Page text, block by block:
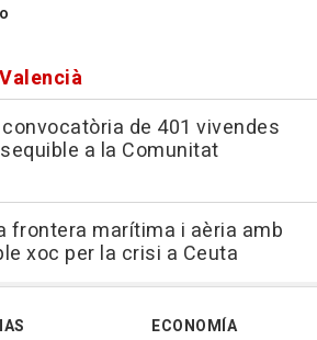
de 401 vivendes
a la Comunitat
frontera marítima i aèria amb
xoc per la crisi a Ceuta
ECONOMÍA